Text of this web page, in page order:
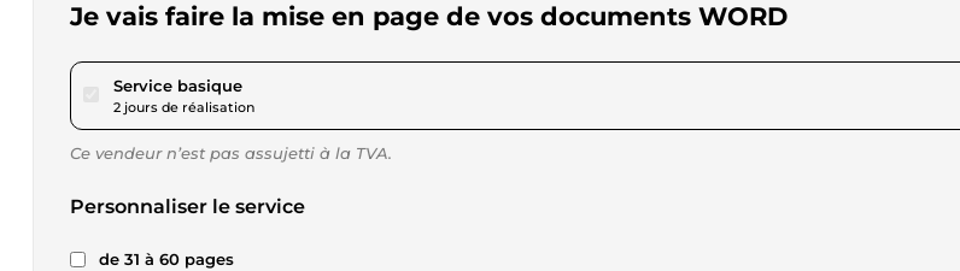
Je vais faire la mise en page de vos documents WORD
Service basiquepour 17,28 $US
2 jours de réalisation
Ce vendeur n’est pas assujetti à la TVA.
Personnaliser le service
de 31 à 60 pages